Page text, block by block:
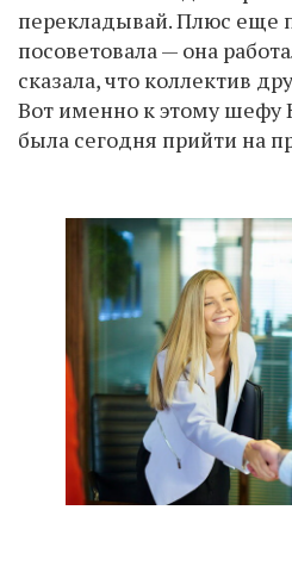
перекладывай. Плюс еще
посоветовала — она
сказала, что коллектив
Вот именно к этому шефу
была сегодня прийти на